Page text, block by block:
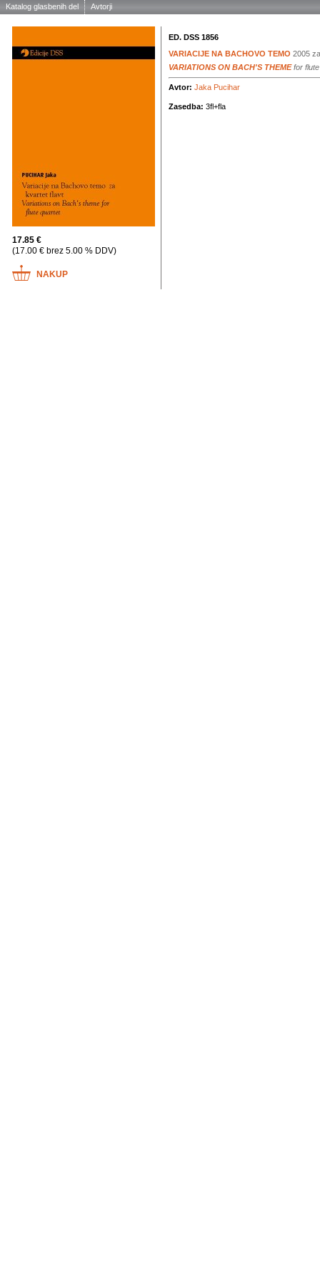
Katalog glasbenih del Avtorji
17.85 €
(17.00 € brez 5.00 % DDV)
NAKUP
ED. DSS 1856
VARIACIJE NA BACHOVO TEMO 2005
VARIATIONS ON BACH'S THEMEfor
Avtor: Jaka Pucihar
Zasedba: 3fl+fla